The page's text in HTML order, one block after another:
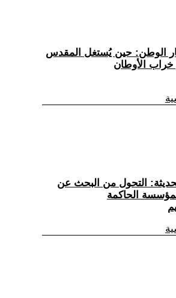
الوطن: حين يُستغل المقدس
خراب الأوطان
التحول من البحث عن
الحاكمة